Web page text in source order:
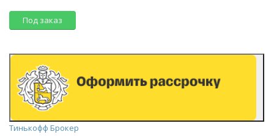
Под заказ
Тинькофф Брокер